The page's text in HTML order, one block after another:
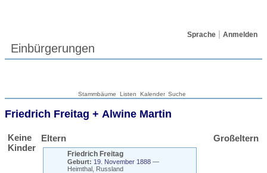
Sprache Anmelden
Einbürgerungen
Stammbäume Listen Kalender Suche
Friedrich Freitag + Alwine Martin
Keine
Kinder
Eltern Großeltern
Friedrich Freitag
Geburt: 19. November 1888 —
Heimthal, Russland